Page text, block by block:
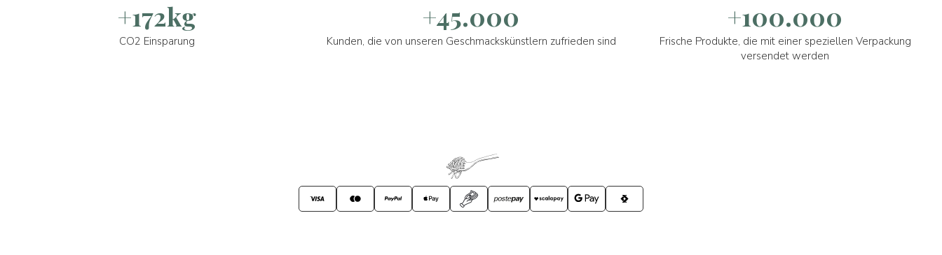
+172kg
CO2 Einsparung
+45.000
Kunden, die von unseren Geschmackskünstlern zufrieden sind
+100.000
Frische Produkte, die mit einer speziellen Verpackung
versendet werden